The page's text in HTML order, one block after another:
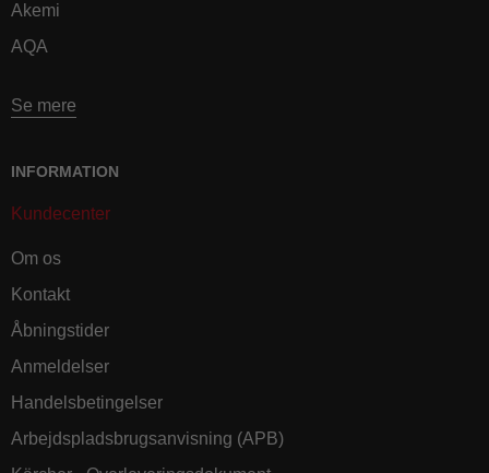
Akemi
AQA
Se mere
INFORMATION
Kundecenter
Om os
Kontakt
Åbningstider
Anmeldelser
Handelsbetingelser
Arbejdspladsbrugsanvisning (APB)